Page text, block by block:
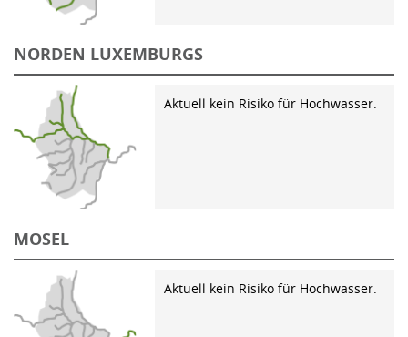
NORDEN LUXEMBURGS
Aktuell kein Risiko für Hochwasser.
MOSEL
Aktuell kein Risiko für Hochwasser.